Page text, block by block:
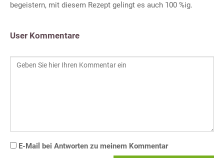
begeistern, mit diesem Rezept gelingt es auch 100 %ig.
User Kommentare
E-Mail bei Antworten zu meinem Kommentar